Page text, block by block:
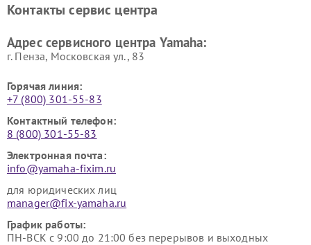
Yamaha
Yamaha
Контакты сервис центра
Адрес сервисного центра Yamaha:
г. Пенза, Московская ул., 83
Горячая линия:
+7 (800) 301-55-83
Контактный телефон:
8 (800) 301-55-83
Электронная почта:
info@yamaha-fixim.ru
для юридических лиц
manager@fix-yamaha.ru
График работы:
ПН-ВСК с 9:00 до 21:00 без перерывов и выходных